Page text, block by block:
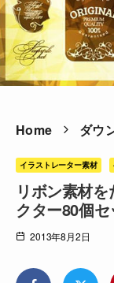
Home ダウ
イラストレーター素材
リボン素材
クター80個セ
2013年8月2日